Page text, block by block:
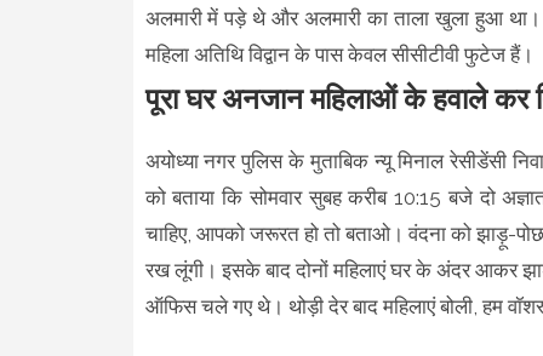
अलमारी में पड़े थे और अलमारी का ताला खुला हुआ
महिला अतिथि विद्वान के पास केवल सीसीटीवी फुटेज हैं।
पूरा घर अनजान महिलाओं के हवाले कर
अयोध्या नगर पुलिस के मुताबिक न्यू मिनाल रेसीडेंसी
को बताया कि सोमवार सुबह करीब 10:15 बजे दो
चाहिए, आपको जरूरत हो तो बताओ। वंदना को झाड़ू-
रख लूंगी। इसके बाद दोनों महिलाएं घर के अंदर आकर
ऑफिस चले गए थे। थोड़ी देर बाद महिलाएं बोली, हम